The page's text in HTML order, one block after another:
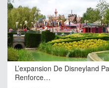
L’expansion De Disneyland
Renforce…